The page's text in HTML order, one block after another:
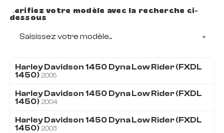
Vérifiez votre modèle avec la recherche ci-
dessous
Saisissez votre modèle...
Harley Davidson 1450 Dyna Low Rider (FXDL
1450) 2005
Harley Davidson 1450 Dyna Low Rider (FXDL
1450) 2004
Harley Davidson 1450 Dyna Low Rider (FXDL
1450) 2003